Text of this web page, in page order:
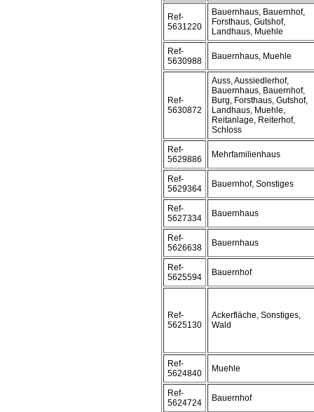
Ref-
5631220
Bauernhaus, Bauernhof,
Forsthaus, Gutshof,
Landhaus, Muehle
Ref-
5630988
Bauernhaus, Muehle
Ref-
5630872
Auss, Aussiedlerhof,
Bauernhaus, Bauernhof,
Burg, Forsthaus, Gutshof,
Landhaus, Muehle,
Reitanlage, Reiterhof,
Schloss
Ref-
5629886
Mehrfamilienhaus
Ref-
5629364
Bauernhof, Sonstiges
Ref-
5627334
Bauernhaus
Ref-
5626638
Bauernhaus
Ref-
5625594
Bauernhof
Ref-
5625130
Ackerfläche, Sonstiges,
Wald
Ref-
5624840
Muehle
Ref-
5624724
Bauernhof